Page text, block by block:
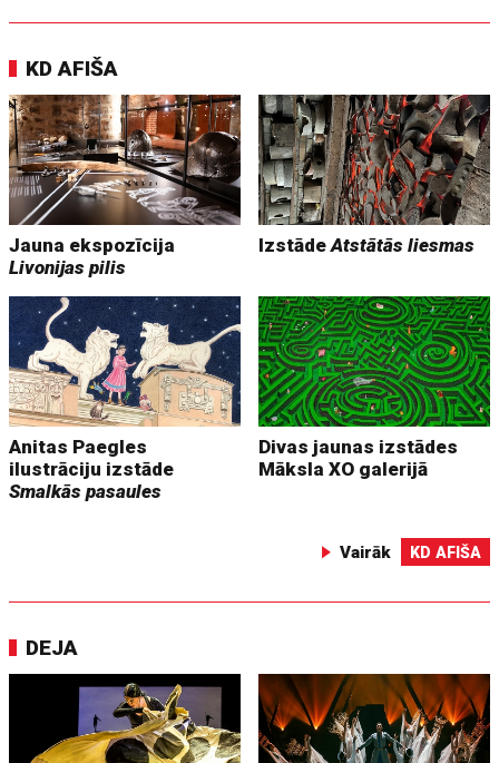
KD AFIŠA
Jauna ekspozīcija
Livonijas pilis
IzstādeAtstātās liesmas
Anitas Paegles
ilustrāciju izstāde
Smalkās pasaules
Divas jaunas izstādes
Māksla XO galerijā
Vairāk KD AFIŠA
DEJA